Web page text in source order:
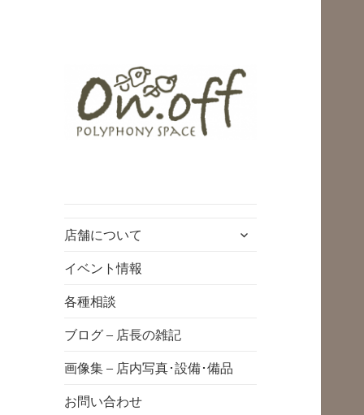
オフ | 子どもと一
緒にいながら自分
時間を*広島の託児
付きリフレッシュ
空間・コワーキン
グスペース・シェ
アスペース・レン
店舗について
サ
展
開
イベント情報
各種相談
ブログ – 店長の雑記
画像集 – 店内写真･設備･備品
お問い合わせ